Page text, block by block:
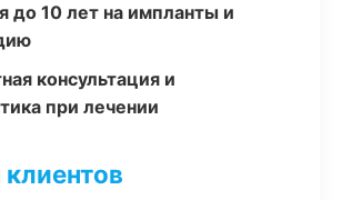
до 10 лет на импланты и
консультация и
при лечении